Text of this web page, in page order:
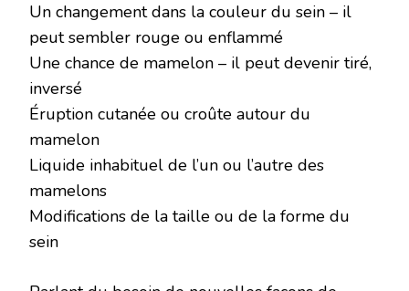
Un changement dans la couleur du sein – il
peut sembler rouge ou enflammé
Une chance de mamelon – il peut devenir tiré,
inversé
Éruption cutanée ou croûte autour du
mamelon
Liquide inhabituel de l’un ou l’autre des
mamelons
Modifications de la taille ou de la forme du
sein